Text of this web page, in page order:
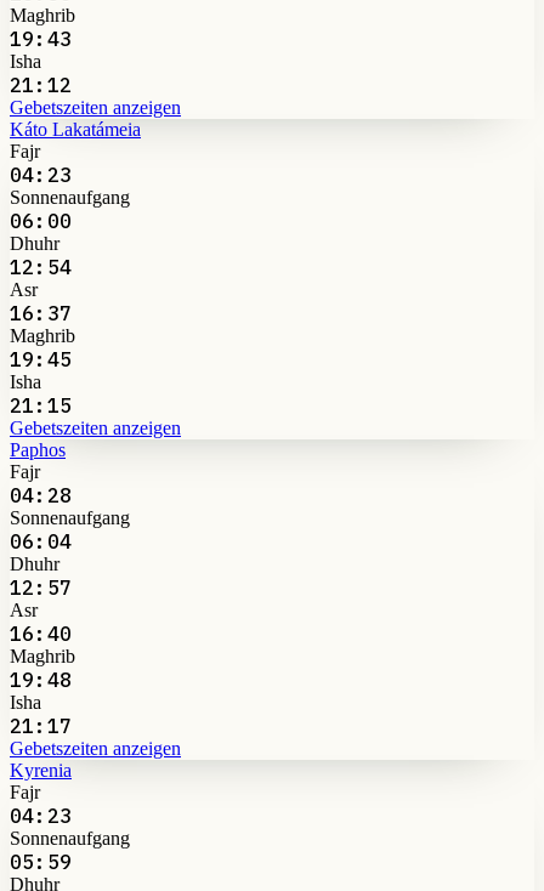
Maghrib
19:43
Isha
21:12
Gebetszeiten anzeigen
Káto Lakatámeia
Fajr
04:23
Sonnenaufgang
06:00
Dhuhr
12:54
Asr
16:37
Maghrib
19:45
Isha
21:15
Gebetszeiten anzeigen
Paphos
Fajr
04:28
Sonnenaufgang
06:04
Dhuhr
12:57
Asr
16:40
Maghrib
19:48
Isha
21:17
Gebetszeiten anzeigen
Kyrenia
Fajr
04:23
Sonnenaufgang
05:59
Dhuhr